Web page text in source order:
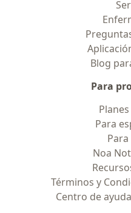
Blog
Para
Para
Noa
Términos y
Centro de